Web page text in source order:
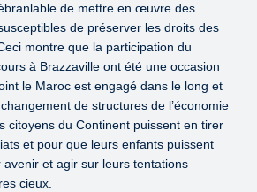
de mettre en œuvre des
de préserver les droits des
montre que la participation du
à Brazzaville ont été une occasion
le Maroc est engagé dans le long et
de structures de l’économie
citoyens du Continent puissent en tirer
et pour que leurs enfants puissent
et agir sur leurs tentations
cieux.